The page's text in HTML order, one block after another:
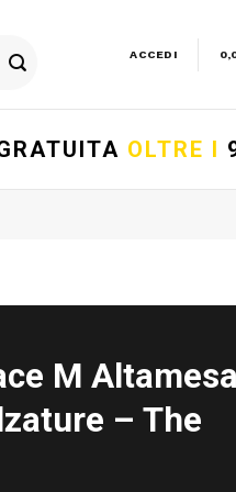
ACCEDI
OLTRE I
M Altamesa
– The